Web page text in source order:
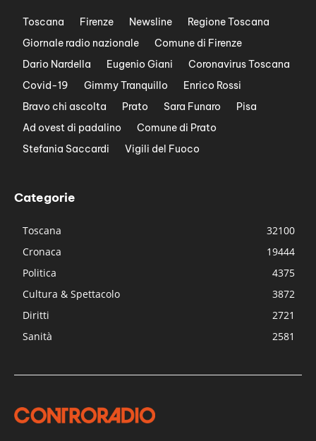
Toscana Firenze Newsline
Regione Toscana
Giornale radio nazionale
Comune di Firenze
Dario Nardella
Eugenio Giani
Coronavirus Toscana
Covid-19
Gimmy Tranquillo
Enrico Rossi
Bravo chi ascolta
Prato Sara Funaro
Pisa
Ad ovest di padalino
Comune di Prato
Stefania Saccardi
Vigili del Fuoco
Categorie
Toscana
32100
Cronaca
19444
Politica
4375
Cultura & Spettacolo
3872
Diritti
2721
Sanità
2581